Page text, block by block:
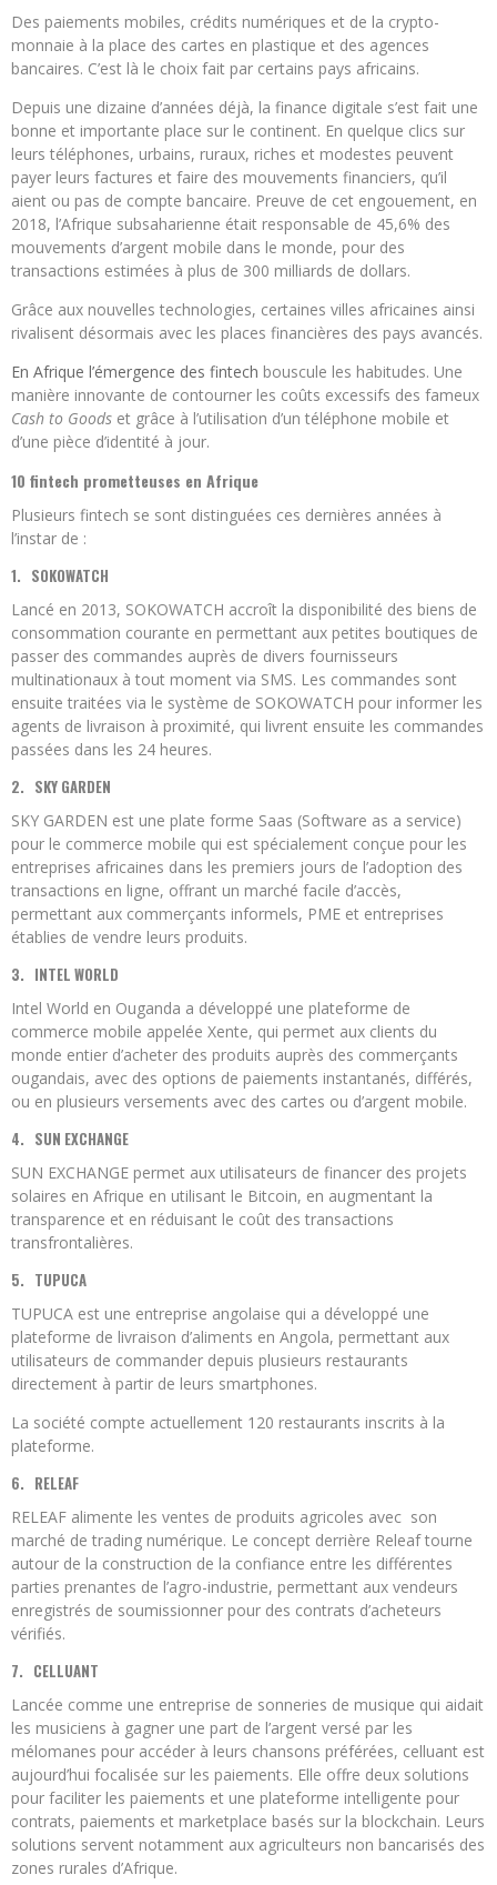
Des paiements mobiles, crédits numériques et de la crypto-
monnaie à la place des cartes en plastique et des agences
bancaires. C’est là le choix fait par certains pays africains.
Depuis une dizaine d’années déjà, la finance digitale s’est fait une
bonne et importante place sur le continent. En quelque clics sur
leurs téléphones, urbains, ruraux, riches et modestes peuvent
payer leurs factures et faire des mouvements financiers, qu’il
aient ou pas de compte bancaire. Preuve de cet engouement, en
2018, l’Afrique subsaharienne était responsable de 45,6% des
mouvements d’argent mobile dans le monde, pour des
transactions estimées à plus de 300 milliards de dollars.
Grâce aux nouvelles technologies, certaines villes africaines ainsi
rivalisent désormais avec les places financières des pays avancés.
En Afrique l’émergence des fintech bouscule les habitudes. Une
manière innovante de contourner les coûts excessifs des fameux
Cash to Goods et grâce à l’utilisation d’un téléphone mobile et
d’une pièce d’identité à jour.
10 fintech prometteuses en Afrique
Plusieurs fintech se sont distinguées ces dernières années à
l’instar de :
1. SOKOWATCH
Lancé en 2013, SOKOWATCH accroît la disponibilité des biens de
consommation courante en permettant aux petites boutiques de
passer des commandes auprès de divers fournisseurs
multinationaux à tout moment via SMS. Les commandes sont
ensuite traitées via le système de SOKOWATCH pour informer les
agents de livraison à proximité, qui livrent ensuite les commandes
passées dans les 24 heures.
2. SKY GARDEN
SKY GARDEN est une plate forme Saas (Software as a service)
pour le commerce mobile qui est spécialement conçue pour les
entreprises africaines dans les premiers jours de l’adoption des
transactions en ligne, offrant un marché facile d’accès,
permettant aux commerçants informels, PME et entreprises
établies de vendre leurs produits.
3. INTEL WORLD
Intel World en Ouganda a développé une plateforme de
commerce mobile appelée Xente, qui permet aux clients du
monde entier d’acheter des produits auprès des commerçants
ougandais, avec des options de paiements instantanés, différés,
ou en plusieurs versements avec des cartes ou d’argent mobile.
4. SUN EXCHANGE
SUN EXCHANGE permet aux utilisateurs de financer des projets
solaires en Afrique en utilisant le Bitcoin, en augmentant la
transparence et en réduisant le coût des transactions
transfrontalières.
5. TUPUCA
TUPUCA est une entreprise angolaise qui a développé une
plateforme de livraison d’aliments en Angola, permettant aux
utilisateurs de commander depuis plusieurs restaurants
directement à partir de leurs smartphones.
La société compte actuellement 120 restaurants inscrits à la
plateforme.
6. RELEAF
RELEAF alimente les ventes de produits agricoles avec son
marché de trading numérique. Le concept derrière Releaf tourne
autour de la construction de la confiance entre les différentes
parties prenantes de l’agro-industrie, permettant aux vendeurs
enregistrés de soumissionner pour des contrats d’acheteurs
vérifiés.
7. CELLUANT
Lancée comme une entreprise de sonneries de musique qui aidait
les musiciens à gagner une part de l’argent versé par les
mélomanes pour accéder à leurs chansons préférées, celluant est
aujourd’hui focalisée sur les paiements. Elle offre deux solutions
pour faciliter les paiements et une plateforme intelligente pour
contrats, paiements et marketplace basés sur la blockchain. Leurs
solutions servent notamment aux agriculteurs non bancarisés des
zones rurales d’Afrique.